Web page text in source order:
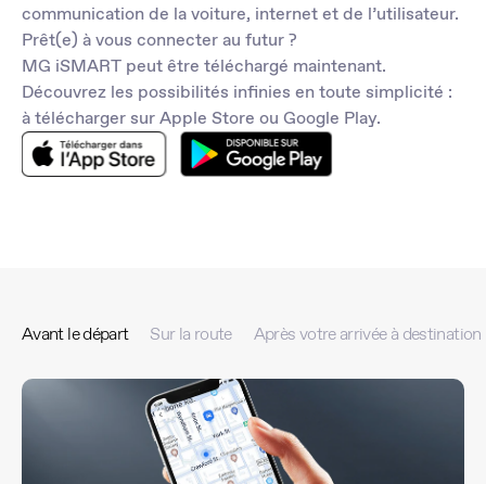
communication de la voiture, internet et de l’utilisateur.
Prêt(e) à vous connecter au futur ?
MG iSMART peut être téléchargé maintenant.
Découvrez les possibilités infinies en toute simplicité :
à télécharger sur Apple Store ou Google Play.
Avant le départ Sur la route Après votre arrivée à destination